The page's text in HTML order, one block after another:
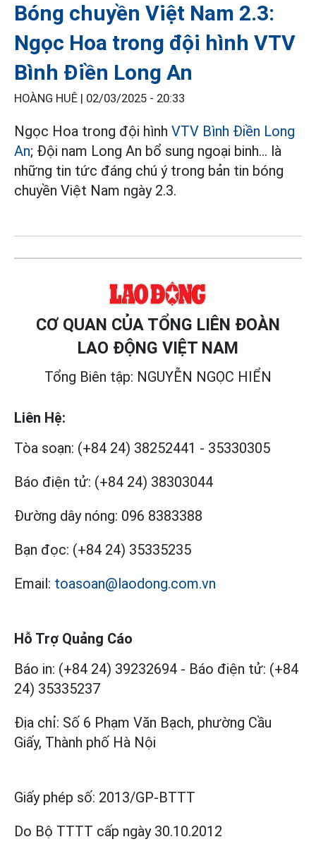
Bóng chuyền Việt Nam 2.3:
Ngọc Hoa trong đội hình VTV
Bình Điền Long An
HOÀNG HUÊ | 02/03/2025 - 20:33
Ngọc Hoa trong đội hình VTV Bình Điền Long
An; Đội nam Long An bổ sung ngoại binh... là
những tin tức đáng chú ý trong bản tin bóng
chuyền Việt Nam ngày 2.3.
CƠ QUAN CỦA TỔNG LIÊN ĐOÀN
LAO ĐỘNG VIỆT NAM
Tổng Biên tập: NGUYỄN NGỌC HIỂN
Liên Hệ:
Tòa soạn: (+84 24) 38252441 - 35330305
Báo điện tử: (+84 24) 38303044
Đường dây nóng: 096 8383388
Bạn đọc: (+84 24) 35335235
Email: toasoan@laodong.com.vn
Hỗ Trợ Quảng Cáo
Báo in: (+84 24) 39232694 - Báo điện tử: (+84
24) 35335237
Địa chỉ: Số 6 Phạm Văn Bạch, phường Cầu
Giấy, Thành phố Hà Nội
Giấy phép số: 2013/GP-BTTT
Do Bộ TTTT cấp ngày 30.10.2012